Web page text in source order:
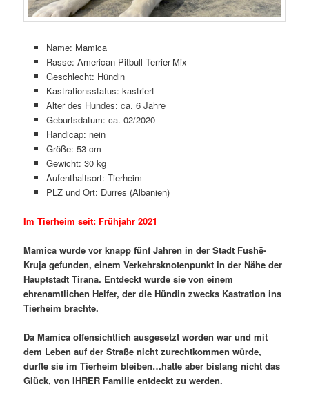
Name: Mamica
Rasse: American Pitbull Terrier-Mix
Geschlecht: Hündin
Kastrationsstatus: kastriert
Alter des Hundes: ca. 6 Jahre
Geburtsdatum: ca. 02/2020
Handicap: nein
Größe: 53 cm
Gewicht: 30 kg
Aufenthaltsort: Tierheim
PLZ und Ort: Durres (Albanien)
Im Tierheim seit: Frühjahr 2021
Mamica wurde vor knapp fünf Jahren in der Stadt Fushë-
Kruja gefunden, einem Verkehrsknotenpunkt in der Nähe der
Hauptstadt Tirana. Entdeckt wurde sie von einem
ehrenamtlichen Helfer, der die Hündin zwecks Kastration ins
Tierheim brachte.
Da Mamica offensichtlich ausgesetzt worden war und mit
dem Leben auf der Straße nicht zurechtkommen würde,
durfte sie im Tierheim bleiben…hatte aber bislang nicht das
Glück, von IHRER Familie entdeckt zu werden.